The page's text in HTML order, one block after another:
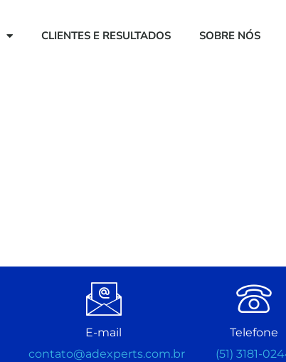
CLIENTES E RESULTADOS SOBRE NÓS
E-mail
contato@adexperts.com.br
Telefone
(51) 3181-